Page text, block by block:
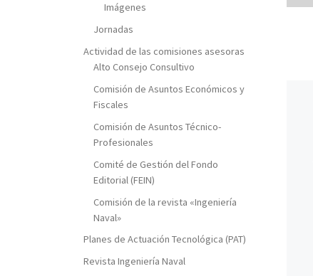
Imágenes
Jornadas
Actividad de las comisiones asesoras
Alto Consejo Consultivo
Comisión de Asuntos Económicos y
Fiscales
Comisión de Asuntos Técnico-
Profesionales
Comité de Gestión del Fondo
Editorial (FEIN)
Comisión de la revista «Ingeniería
Naval»
Planes de Actuación Tecnológica (PAT)
Revista Ingeniería Naval